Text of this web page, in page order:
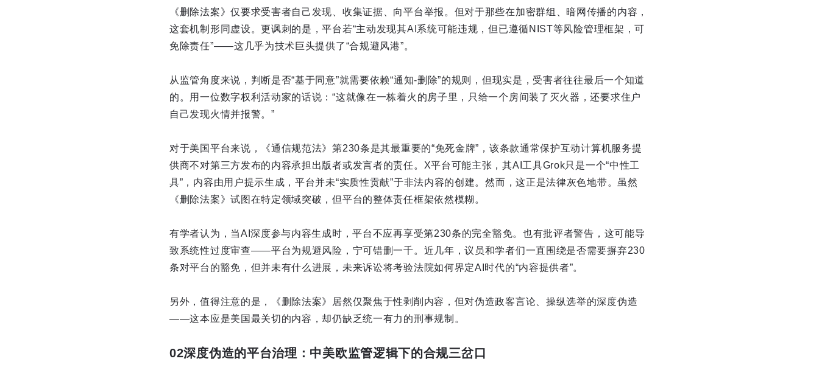
《删除法案》仅要求受害者自己发现、收集证据、向平台举报。但对于那些在加密群组、暗网传播的内容，
这套机制形同虚设。更讽刺的是，平台若“主动发现其AI系统可能违规，但已遵循NIST等风险管理框架，可
免除责任”——这几乎为技术巨头提供了“合规避风港”。
从监管角度来说，判断是否“基于同意”就需要依赖“通知-删除”的规则，但现实是，受害者往往最后一个知道
的。用一位数字权利活动家的话说：“这就像在一栋着火的房子里，只给一个房间装了灭火器，还要求住户
自己发现火情并报警。”
对于美国平台来说，《通信规范法》第230条是其最重要的“免死金牌”，该条款通常保护互动计算机服务提
供商不对第三方发布的内容承担出版者或发言者的责任。X平台可能主张，其AI工具Grok只是一个“中性工
具”，内容由用户提示生成，平台并未“实质性贡献”于非法内容的创建。然而，这正是法律灰色地带。虽然
《删除法案》试图在特定领域突破，但平台的整体责任框架依然模糊。
有学者认为，当AI深度参与内容生成时，平台不应再享受第230条的完全豁免。也有批评者警告，这可能导
致系统性过度审查——平台为规避风险，宁可错删一千。近几年，议员和学者们一直围绕是否需要摒弃230
条对平台的豁免，但并未有什么进展，未来诉讼将考验法院如何界定AI时代的“内容提供者”。
另外，值得注意的是，《删除法案》居然仅聚焦于性剥削内容，但对伪造政客言论、操纵选举的深度伪造
——这本应是美国最关切的内容，却仍缺乏统一有力的刑事规制。
02深度伪造的平台治理：中美欧监管逻辑下的合规三岔口